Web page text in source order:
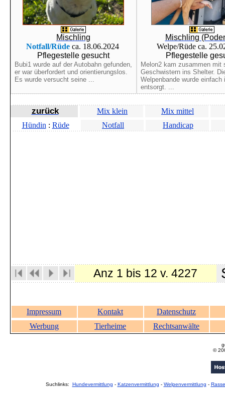
Mischling
Notfall/Rüdeca. 18.06.2024
Pflegestelle gesucht
Bubi1 wurde auf der Autobahn gefunden,
er war überfordert und orientierungslos.
Es wurde versucht seine ...
Mischling
Welpe/Rüde ca.
Pflegestelle
Melon2 kam zusammen mit
Geschwistern ins Shelter.
Welpenbande wurde einfach
entsorgt. ...
zurück Mix klein
Mix mittel
Hündin : Rüde Notfall Handicap
Anz 1 bis 12 v. 4227
Impressum Kontakt
Datenschutz
Werbung
Tierheime Rechtsanwälte
©
Suchlinks: Hundevermittlung - Katzenvermittlung - Welpenvermittlung -